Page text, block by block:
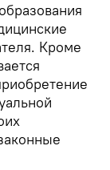
Кроме